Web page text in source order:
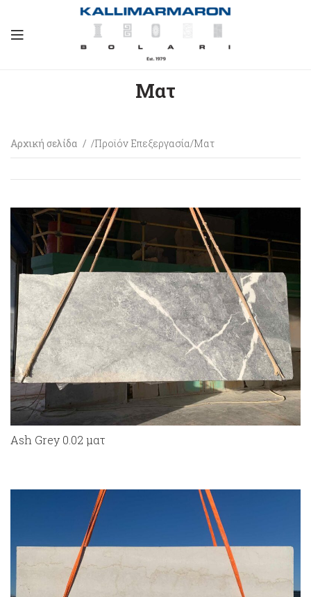
Ματ
Αρχική σελίδα Προϊόν Επεξεργασία Ματ
Ash Grey 0.02 ματ